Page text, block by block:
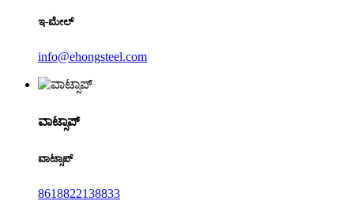
ಇ-ಮೇಲ್
info@ehongsteel.com
ವಾಟ್ಸಾಪ್
ವಾಟ್ಸಾಪ್
8618822138833